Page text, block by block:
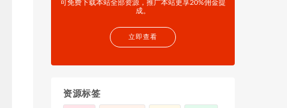
可免费下载本站全部资源，推广本站更享20%佣金提
成。
立即查看
资源标签